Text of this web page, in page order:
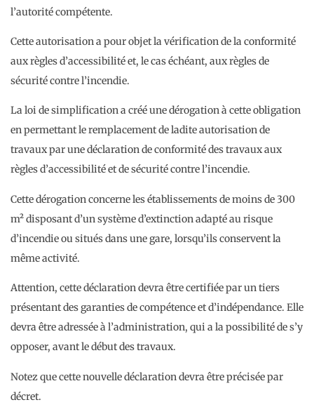
l’autorité compétente.
Cette autorisation a pour objet la vérification de la conformité
aux règles d’accessibilité et, le cas échéant, aux règles de
sécurité contre l’incendie.
La loi de simplification a créé une dérogation à cette obligation
en permettant le remplacement de ladite autorisation de
travaux par une déclaration de conformité des travaux aux
règles d’accessibilité et de sécurité contre l’incendie.
Cette dérogation concerne les établissements de moins de 300
m² disposant d’un système d’extinction adapté au risque
d’incendie ou situés dans une gare, lorsqu’ils conservent la
même activité.
Attention, cette déclaration devra être certifiée par un tiers
présentant des garanties de compétence et d’indépendance. Elle
devra être adressée à l’administration, qui a la possibilité de s’y
opposer, avant le début des travaux.
Notez que cette nouvelle déclaration devra être précisée par
décret.